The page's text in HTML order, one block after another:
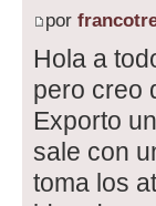
por
Hola a
pero creo
Exporto
sale con
toma los